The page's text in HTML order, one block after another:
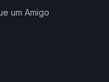
um Amigo